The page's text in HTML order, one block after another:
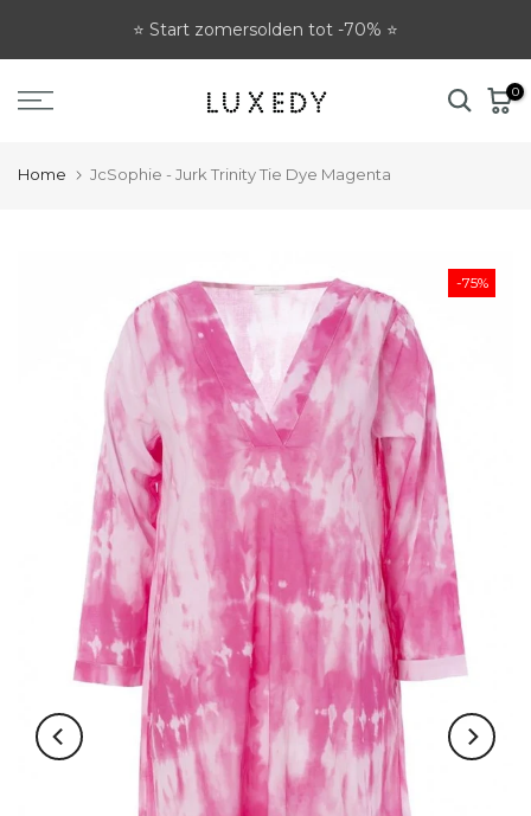
⭐ Start zomersolden tot -70% ⭐
0
Home JcSophie - Jurk Trinity Tie Dye Magenta
-75%